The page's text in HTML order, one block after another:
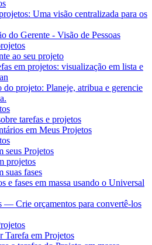
Uma visão centralizada para os
do Gerente - Visão de Pessoas
ao seu projeto
em projetos: visualização em lista e
do projeto: Planeje, atribua e gerencie
tarefas e projetos
em Meus Projetos
seus Projetos
projetos
suas fases
e fases em massa usando o Universal
— Crie orçamentos para convertê-los
Tarefa em Projetos